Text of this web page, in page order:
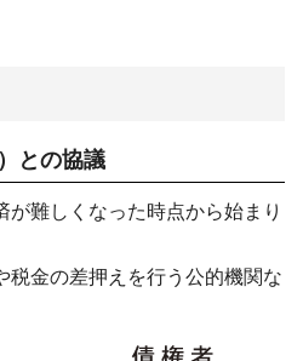
との協議
が難しくなった時点から始まり
税金の差押えを行う公的機関な